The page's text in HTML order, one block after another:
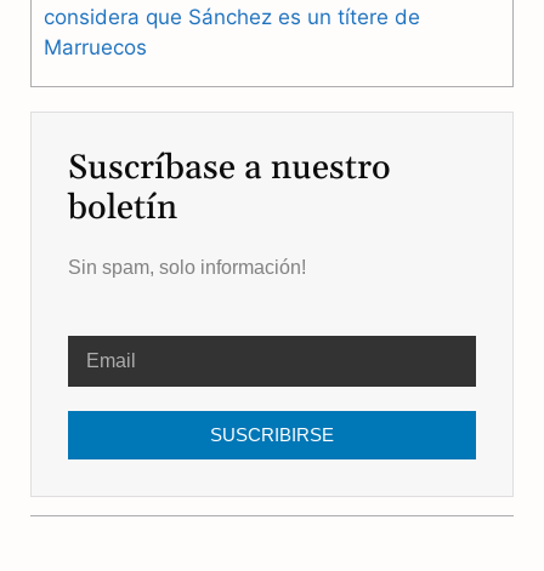
considera que Sánchez es un títere de
Marruecos
Suscríbase a nuestro
boletín
Sin spam, solo información!
SUSCRIBIRSE